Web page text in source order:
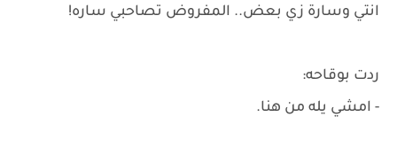
انتي وسارة زي بعض.. المفروض تصاحبي ساره!
ردت بوقاحه:
- امشي يله من هنا.